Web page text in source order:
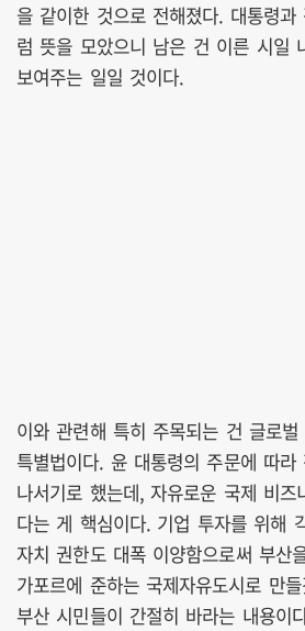
을 같이한 것으로 전해졌다. 대통령
럼 뜻을 모았으니 남은 건 이른 시일
보여주는 일일 것이다.
이와 관련해 특히 주목되는 건 글로
특별법이다. 윤 대통령의 주문에 따
나서기로 했는데, 자유로운 국제 비즈
다는 게 핵심이다. 기업 투자를 위해
자치 권한도 대폭 이양함으로써 부산
가포르에 준하는 국제자유도시로 만
부산 시민들이 간절히 바라는 내용이